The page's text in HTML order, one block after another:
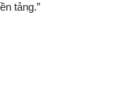
tảng.”